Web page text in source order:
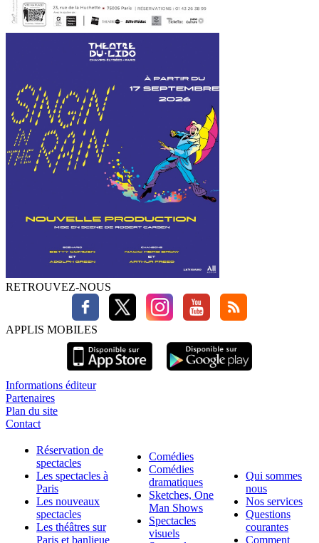
RETROUVEZ-NOUS
APPLIS MOBILES
Informations éditeur
Partenaires
Plan du site
Contact
Réservation de
spectacles
Les spectacles à
Paris
Les nouveaux
spectacles
Les théâtres sur
Paris et banlieue
Comédies
Comédies
dramatiques
Sketches, One
Man Shows
Spectacles
visuels
Qui sommes
nous
Nos services
Questions
courantes
Comment